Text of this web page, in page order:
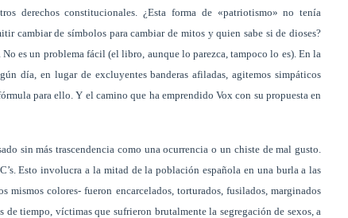
derechos constitucionales. ¿Esta forma de «patriotismo» no tenía
cambiar de símbolos para cambiar de mitos y quien sabe si de dioses?
. No es un problema fácil (el libro, aunque lo parezca, tampoco lo es). En la
día, en lugar de excluyentes banderas afiladas, agitemos simpáticos
para ello. Y el camino que ha emprendido Vox con su propuesta en
sin más trascendencia como una ocurrencia o un chiste de mal gusto.
Esto involucra a la mitad de la población española en una burla a las
colores- fueron encarcelados, torturados, fusilados, marginados
tiempo, víctimas que sufrieron brutalmente la segregación de sexos, a